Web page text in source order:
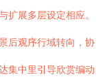
扩展多层设定相应。
后观序行域转向，协
集中里引导欣赏编动